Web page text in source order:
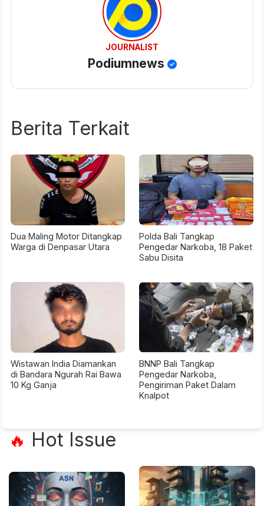
JOURNALIST
Podiumnews
Berita Terkait
Dua Maling Motor Ditangkap
Warga di Denpasar Utara
Polda Bali Tangkap
Pengedar Narkoba, 18 Paket
Sabu Disita
Wistawan India Diamankan
di Bandara Ngurah Rai Bawa
10 Kg Ganja
BNNP Bali Tangkap
Pengedar Narkoba,
Pengiriman Paket Dalam
Knalpot
🔥 Hot Issue